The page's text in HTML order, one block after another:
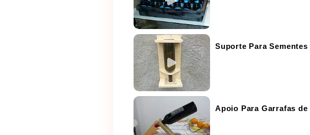
Suporte Para Sementes
Apoio Para Garrafas de